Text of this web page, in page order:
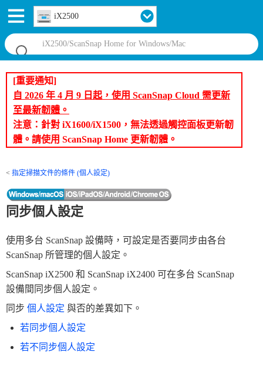
iX2500
[重要通知]
自 2026 年 4 月 9 日起，使用 ScanSnap Cloud 需更新
至最新韌體。
注意：針對 iX1600/iX1500，無法透過觸控面板更新韌
體。請使用 ScanSnap Home 更新韌體。
指定掃描文件的條件 (個人設定)
同步個人設定
使用多台 ScanSnap 設備時，可設定是否要同步由各台
ScanSnap 所管理的個人設定。
ScanSnap iX2500 和 ScanSnap iX2400 可在多台 ScanSnap
設備間同步個人設定。
同步 個人設定 與否的差異如下。
若同步個人設定
若不同步個人設定